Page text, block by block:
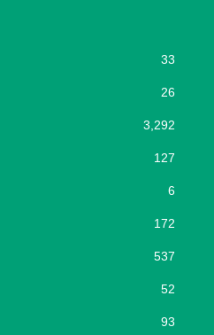
33
26
3,292
127
6
172
537
52
93